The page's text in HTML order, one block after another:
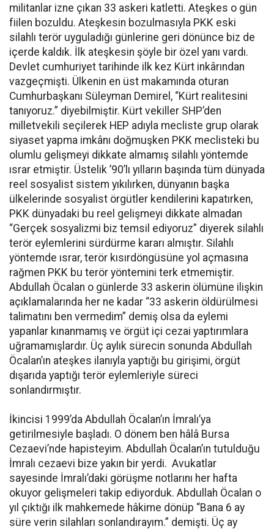
militanlar izne çıkan 33 askeri katletti. Ateşkes o gün
fiilen bozuldu. Ateşkesin bozulmasıyla PKK eski
silahlı terör uyguladığı günlerine geri dönünce biz de
içerde kaldık. İlk ateşkesin şöyle bir özel yanı vardı.
Devlet cumhuriyet tarihinde ilk kez Kürt inkârından
vazgeçmişti. Ülkenin en üst makamında oturan
Cumhurbaşkanı Süleyman Demirel, “Kürt realitesini
tanıyoruz.” diyebilmiştir. Kürt vekiller SHP’den
milletvekili seçilerek HEP adıyla mecliste grup olarak
siyaset yapma imkânı doğmuşken PKK meclisteki bu
olumlu gelişmeyi dikkate almamış silahlı yöntemde
ısrar etmiştir. Üstelik ’90’lı yılların başında tüm dünyada
reel sosyalist sistem yıkılırken, dünyanın başka
ülkelerinde sosyalist örgütler kendilerini kapatırken,
PKK dünyadaki bu reel gelişmeyi dikkate almadan
“Gerçek sosyalizmi biz temsil ediyoruz” diyerek silahlı
terör eylemlerini sürdürme kararı almıştır. Silahlı
yöntemde ısrar, terör kısırdöngüsüne yol açmasına
rağmen PKK bu terör yöntemini terk etmemiştir.
Abdullah Öcalan o günlerde 33 askerin ölümüne ilişkin
açıklamalarında her ne kadar “33 askerin öldürülmesi
talimatını ben vermedim” demiş olsa da eylemi
yapanlar kınanmamış ve örgüt içi cezai yaptırımlara
uğramamışlardır. Üç aylık sürecin sonunda Abdullah
Öcalan’ın ateşkes ilanıyla yaptığı bu girişimi, örgüt
dışarıda yaptığı terör eylemleriyle süreci
sonlandırmıştır.
İkincisi 1999’da Abdullah Öcalan’ın İmralı’ya
getirilmesiyle başladı. O dönem ben hâlâ Bursa
Cezaevi’nde hapisteyim. Abdullah Öcalan’ın tutulduğu
İmralı cezaevi bize yakın bir yerdi. Avukatlar
sayesinde İmralı’daki görüşme notlarını her hafta
okuyor gelişmeleri takip ediyorduk. Abdullah Öcalan o
yıl çıktığı ilk mahkemede hâkime dönüp “Bana 6 ay
süre verin silahları sonlandırayım.” demişti. Üç ay